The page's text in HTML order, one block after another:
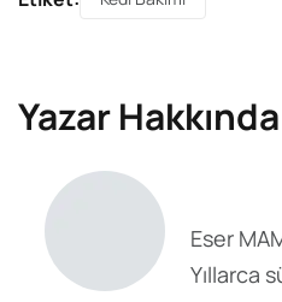
Yazar Hakkında
Eser
Yıllarca